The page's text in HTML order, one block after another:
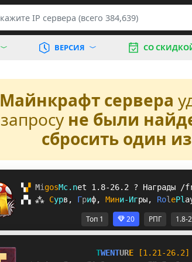
ВЕРСИЯ СО
Майнкрафт сервера
запросу не были
сбросить один
▚▞ Mi gosMc. net 1.8-26.2 ? Награды /
▞▚ ⁂ Сурв , Гриф, Мини-Игры, Rol ePl a
Топ 1 20 РПГ 1.8-
TWENTURE
[1.21-26.2]